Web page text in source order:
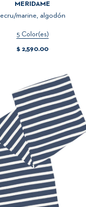
MERIDAME
ecru/marine, algodón
5 Color(es)
$ 2,590.00